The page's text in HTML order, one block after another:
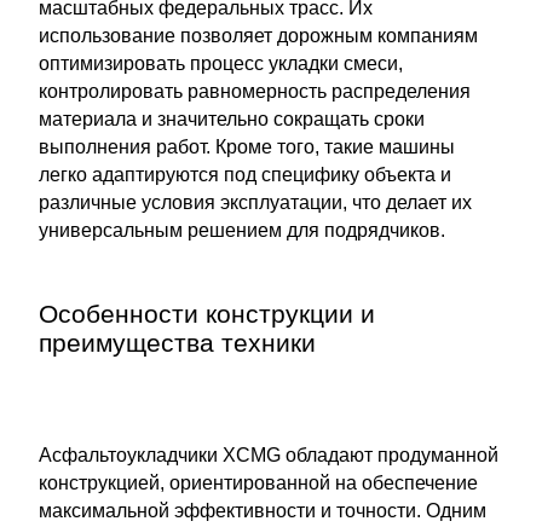
масштабных федеральных трасс. Их
использование позволяет дорожным компаниям
оптимизировать процесс укладки смеси,
контролировать равномерность распределения
материала и значительно сокращать сроки
выполнения работ. Кроме того, такие машины
легко адаптируются под специфику объекта и
различные условия эксплуатации, что делает их
универсальным решением для подрядчиков.
Особенности конструкции и
преимущества техники
Асфальтоукладчики XCMG обладают продуманной
конструкцией, ориентированной на обеспечение
максимальной эффективности и точности. Одним